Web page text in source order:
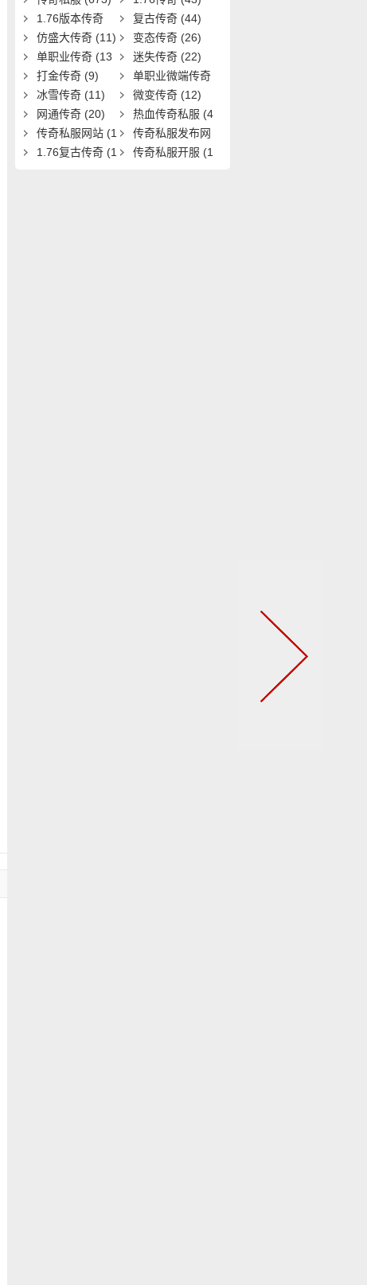
1.76版本传奇
(9)
复古传奇 (44)
仿盛大传奇 (11) 变态传奇 (26)
单职业传奇 (13
1)
迷失传奇 (22)
打金传奇 (9)
单职业微端传奇
(9)
冰雪传奇 (11) 微变传奇 (12)
网通传奇 (20) 热血传奇私服 (4
0)
传奇私服网站 (1
9)
传奇私服发布网
(11)
1.76复古传奇 (1
传奇私服开服 (1